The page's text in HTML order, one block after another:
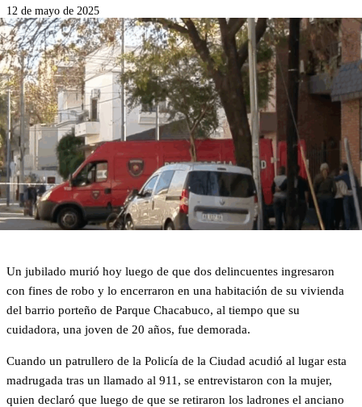
12 de mayo de 2025
Un jubilado murió hoy luego de que dos delincuentes ingresaron
con fines de robo y lo encerraron en una habitación de su vivienda
del barrio porteño de Parque Chacabuco, al tiempo que su
cuidadora, una joven de 20 años, fue demorada.
Cuando un patrullero de la Policía de la Ciudad acudió al lugar esta
madrugada tras un llamado al 911, se entrevistaron con la mujer,
quien declaró que luego de que se retiraron los ladrones el anciano